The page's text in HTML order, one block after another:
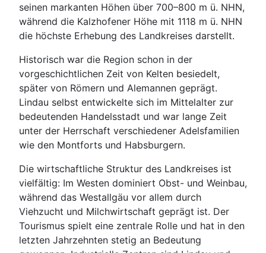
seinen markanten Höhen über 700–800 m ü. NHN,
während die Kalzhofener Höhe mit 1118 m ü. NHN
die höchste Erhebung des Landkreises darstellt.
Historisch war die Region schon in der
vorgeschichtlichen Zeit von Kelten besiedelt,
später von Römern und Alemannen geprägt.
Lindau selbst entwickelte sich im Mittelalter zur
bedeutenden Handelsstadt und war lange Zeit
unter der Herrschaft verschiedener Adelsfamilien
wie den Montforts und Habsburgern.
Die wirtschaftliche Struktur des Landkreises ist
vielfältig: Im Westen dominiert Obst- und Weinbau,
während das Westallgäu vor allem durch
Viehzucht und Milchwirtschaft geprägt ist. Der
Tourismus spielt eine zentrale Rolle und hat in den
letzten Jahrzehnten stetig an Bedeutung